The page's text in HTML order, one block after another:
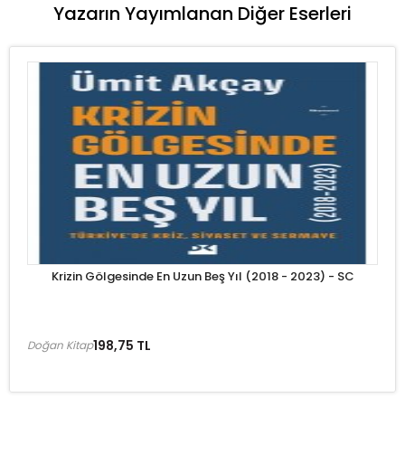
Yazarın Yayımlanan Diğer Eserleri
Krizin Gölgesinde En Uzun Beş Yıl (2018 - 2023) - SC
198,75 TL
Doğan Kitap